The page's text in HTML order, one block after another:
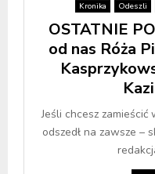
Kronika Odeszli
OSTATNIE
od nas Róża
Jeśli chcesz
odszedł na zawsze –